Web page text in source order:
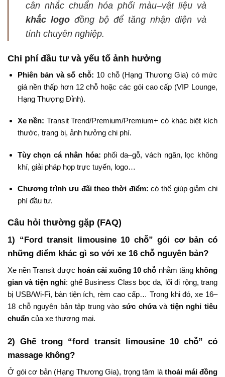
cân nhắc chuẩn hóa phối màu–vật liệu và
khắc logođồng bộ để tăng nhận diện và
tính chuyên nghiệp.
Chi phí đầu tư và yếu tố ảnh hưởng
Phiên bản và số chỗ: 10 chỗ (Hạng Thương Gia) có mức
giá nền thấp hơn 12 chỗ hoặc các gói cao cấp (VIP Lounge,
Hạng Thượng Đỉnh).
Xe nền: Transit Trend/Premium/Premium+ có khác biệt kích
thước, trang bị, ảnh hưởng chi phí.
Tùy chọn cá nhân hóa: phối da–gỗ, vách ngăn, lọc không
khí, giải pháp họp trực tuyến, logo…
Chương trình ưu đãi theo thời điểm: có thể giúp giảm chi
phí đầu tư.
Câu hỏi thường gặp (FAQ)
1) “Ford transit limousine 10 chỗ” gói cơ bản có
những điểm khác gì so với xe 16 chỗ nguyên bản?
Xe nền Transit được hoán cải xuống 10 chỗ nhằm tăng không
gian và tiện nghi: ghế Business Class bọc da, lối đi rộng, trang
bị USB/Wi-Fi, bàn tiện ích, rèm cao cấp… Trong khi đó, xe 16–
18 chỗ nguyên bản tập trung vàosức chứavà tiện nghi tiêu
chuẩn của xe thương mại.
2) Ghế trong “ford transit limousine 10 chỗ” có
massage không?
Ở gói cơ bản (Hạng Thương Gia), trọng tâm là thoải mái đồng